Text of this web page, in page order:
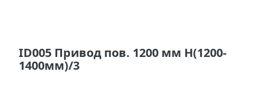
ID005 Привод пов. 1200 мм Н(1200-
1400мм)/3